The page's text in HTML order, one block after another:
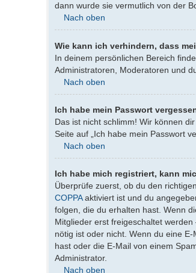
dann wurde sie vermutlich von der
Nach oben
Wie kann ich verhindern, dass
In deinem persönlichen Bereich
Administratoren, Moderatoren und
Nach oben
Ich habe mein Passwort
Das ist nicht schlimm! Wir können
Seite auf „Ich habe mein Passwort
Nach oben
Ich habe mich registriert, kann
Überprüfe zuerst, ob du den
COPPAaktiviert ist und du
folgen, die du erhalten hast. Wenn
Mitglieder erst freigeschaltet
nötig ist oder nicht. Wenn du eine
hast oder die E-Mail von einem
Administrator.
Nach oben